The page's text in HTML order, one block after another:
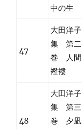
中の生
47
大田洋子
集 第二
巻 人間
襤褸
48
大田洋子
集 第三
巻 夕凪